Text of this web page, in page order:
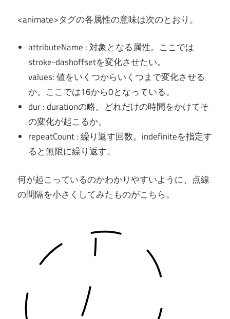
<animate>タグの各属性の意味は次のとおり。
attributeName : 対象となる属性。ここでは
stroke-dashoffsetを変化させたい。
values: 値をいくつからいくつまで変化させる
か。ここでは16から0となっている。
dur : durationの略。どれだけの時間をかけてそ
の変化が起こるか。
repeatCount : 繰り返す回数。indefiniteを指定す
ると無限に繰り返す。
何が起こっているのかわかりやすいように、点線
の間隔を小さくしてみたものがこちら。